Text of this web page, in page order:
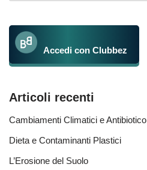
Accedi con Clubbez
Articoli recenti
Cambiamenti Climatici e
Dieta e Contaminanti Plastici
L’Erosione del Suolo